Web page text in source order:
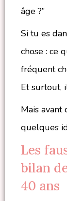
âge ?”
Si tu es
chose : ce
fréquent
Et surtout,
Mais avant
quelques
Les
bilan
40 ans